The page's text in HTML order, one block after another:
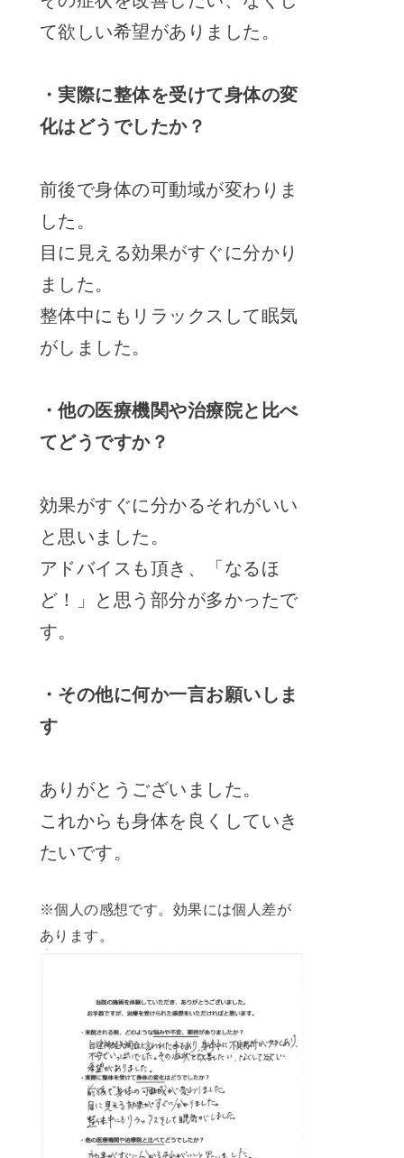
て欲しい希望がありました。
・実際に整体を受けて身体の変
化はどうでしたか？
前後で身体の可動域が変わりま
した。
目に見える効果がすぐに分かり
ました。
整体中にもリラックスして眠気
がしました。
・他の医療機関や治療院と比べ
てどうですか？
効果がすぐに分かるそれがいい
と思いました。
アドバイスも頂き、「なるほ
ど！」と思う部分が多かったで
す。
・その他に何か一言お願いしま
す
ありがとうございました。
これからも身体を良くしていき
たいです。
※個人の感想です。効果には個人差が
あります。